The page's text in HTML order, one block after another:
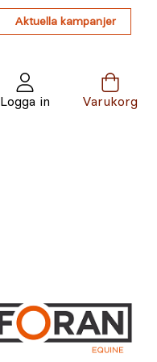
Aktuella kampanjer
Logga in Varukorg